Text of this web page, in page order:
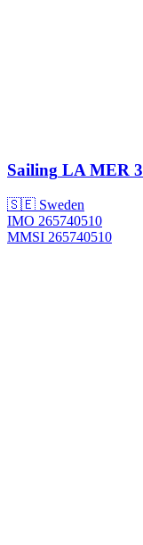
Sailing LA MER 3
🇸🇪 Sweden
IMO 265740510
MMSI 265740510